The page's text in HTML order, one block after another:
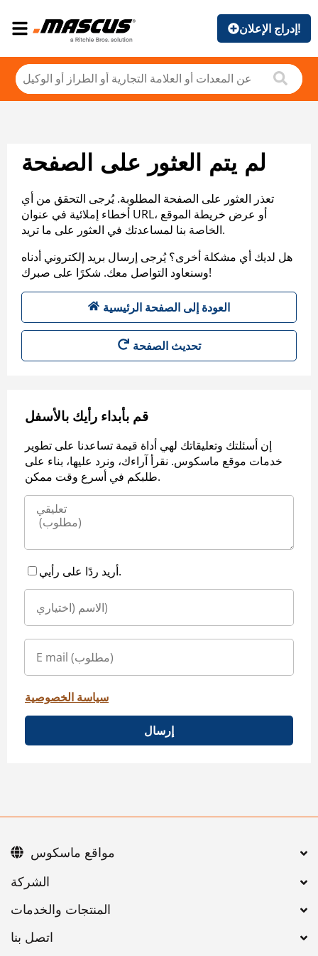
إدراج الإعلان!
لم يتم العثور على الصفحة
تعذر العثور على الصفحة المطلوبة. يُرجى التحقق من أي
أخطاء إملائية في عنوان URL، أو عرض خريطة الموقع
الخاصة بنا لمساعدتك في العثور على ما تريد.
هل لديك أي مشكلة أخرى؟ يُرجى إرسال بريد إلكتروني أدناه
وسنعاود التواصل معك. شكرًا على صبرك!
العودة إلى الصفحة الرئيسية
تحديث الصفحة
قم بأبداء رأيك بالأسفل
إن أسئلتك وتعليقاتك لهي أداة قيمة تساعدنا على تطوير
خدمات موقع ماسكوس. نقرأ آراءك، ونرد عليها، بناء على
طلبكم في أسرع وقت ممكن.
أريد ردًا على رأيي.
سياسة الخصوصية
إرسال
اتصل بنا
مواقع ماسكوس